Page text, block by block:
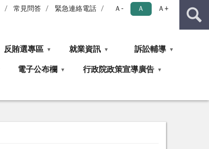
常見問答 緊急連絡電話 Ａ- Ａ Ａ+
反賄選專區 就業資訊 訴訟輔導
電子公布欄 行政院政策宣導廣告